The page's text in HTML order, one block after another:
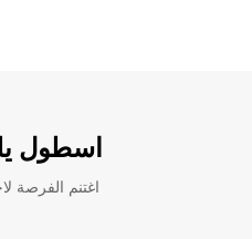
اسطول
اغتنم الفرصة